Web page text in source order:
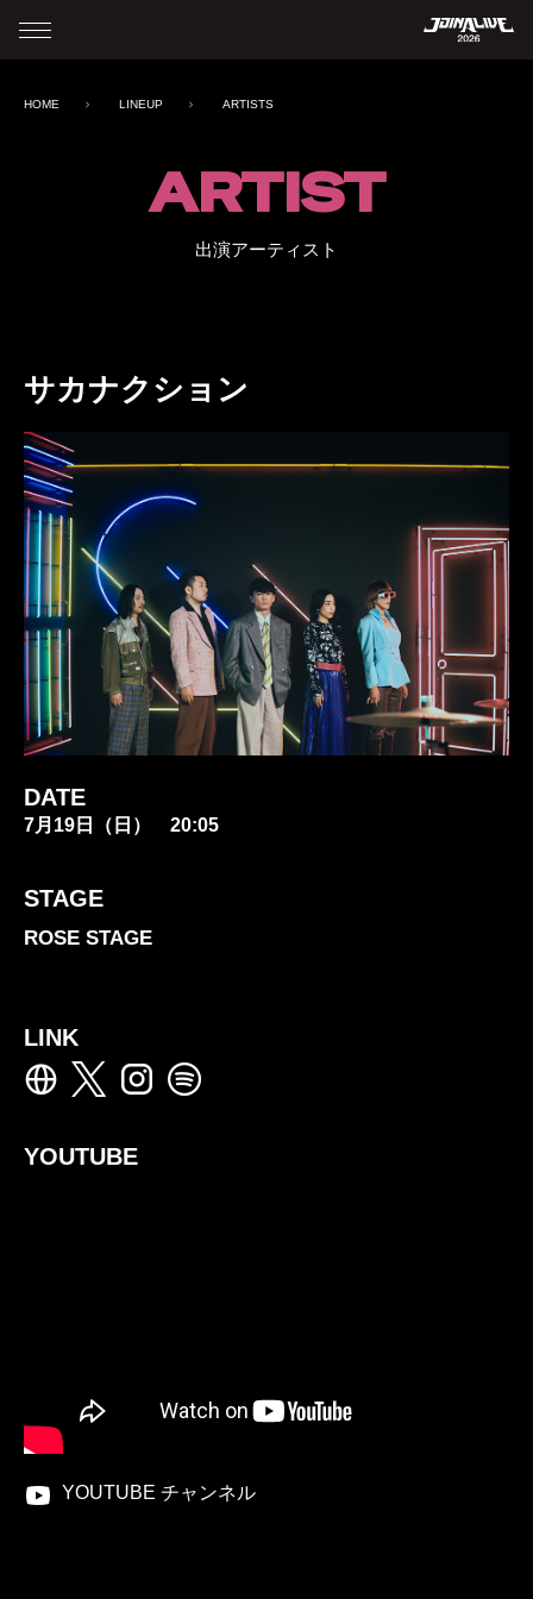
HOME LINEUP ARTISTS
ARTIST
出演アーティスト
サカナクション
DATE
7月19日（日） 20:05
STAGE
ROSE STAGE
LINK
YOUTUBE
YOUTUBE チャンネル